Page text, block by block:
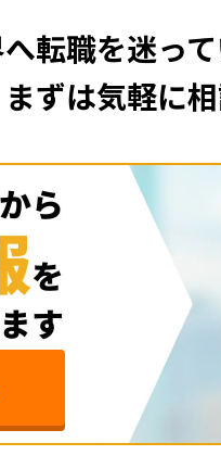
転職を迷っ
まずは気軽に